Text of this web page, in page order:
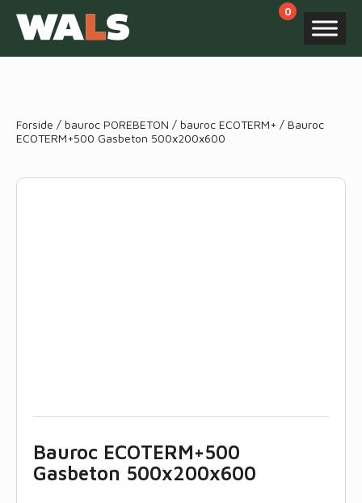
Forside / bauroc POREBETON / bauroc ECOTERM+ / Bauroc
ECOTERM+500 Gasbeton 500x200x600
Bauroc ECOTERM+500
Gasbeton 500x200x600